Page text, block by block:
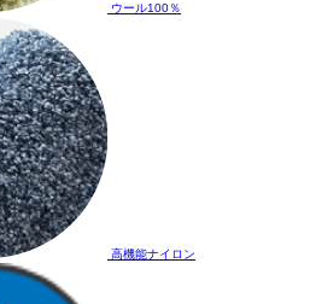
ウール100％
高機能ナイロン